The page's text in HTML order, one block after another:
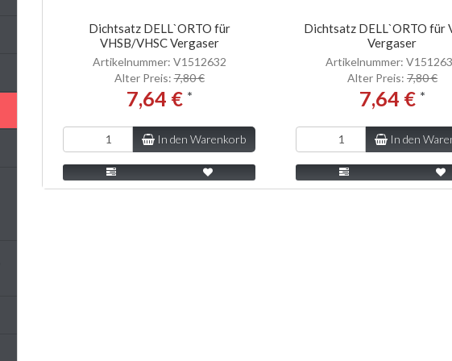
Dichtsatz DELL`ORTO für
VHSB/VHSC Vergaser
Artikelnummer: V1512632
Alter Preis:7,80 €
7,64 € *
In den Warenkorb
Dichtsatz DELL`ORTO für
Vergaser
Artikelnummer:
Alter Preis: 7,80 €
7,64 € *
In den